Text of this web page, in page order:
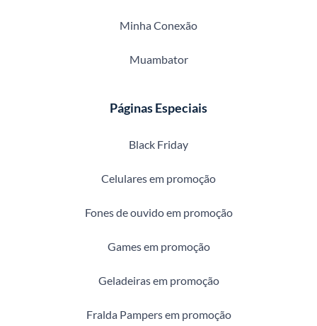
Minha Conexão
Muambator
Páginas Especiais
Black Friday
Celulares em promoção
Fones de ouvido em promoção
Games em promoção
Geladeiras em promoção
Fralda Pampers em promoção